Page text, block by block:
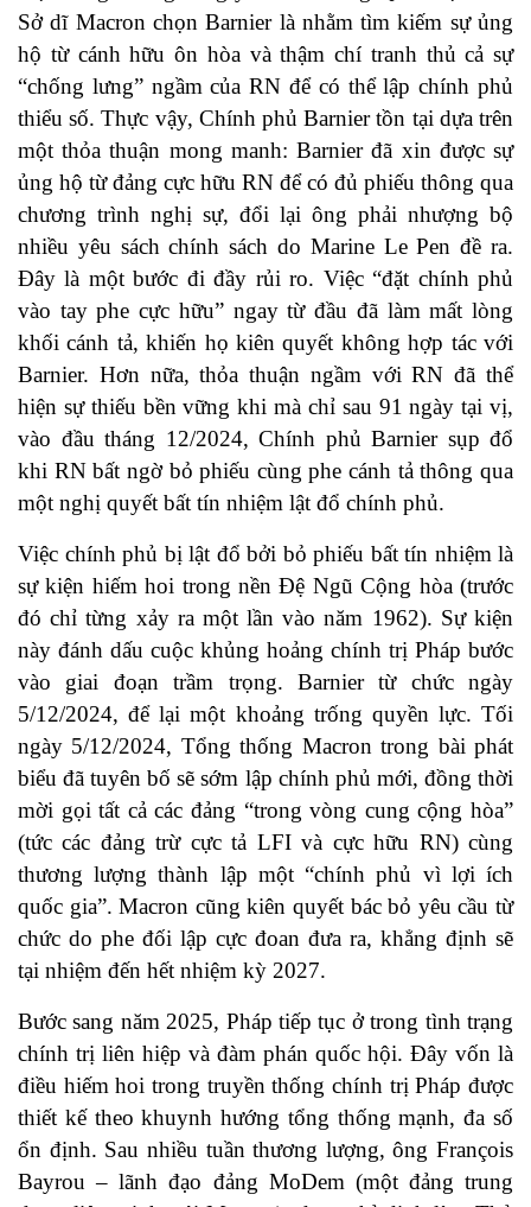
Sở dĩ Macron chọn Barnier là nhằm tìm kiếm sự ủng
hộ từ cánh hữu ôn hòa và thậm chí tranh thủ cả sự
“chống lưng” ngầm của RN để có thể lập chính phủ
thiểu số. Thực vậy, Chính phủ Barnier tồn tại dựa trên
một thỏa thuận mong manh: Barnier đã xin được sự
ủng hộ từ đảng cực hữu RN để có đủ phiếu thông qua
chương trình nghị sự, đổi lại ông phải nhượng bộ
nhiều yêu sách chính sách do Marine Le Pen đề ra.
Đây là một bước đi đầy rủi ro. Việc “đặt chính phủ
vào tay phe cực hữu” ngay từ đầu đã làm mất lòng
khối cánh tả, khiến họ kiên quyết không hợp tác với
Barnier. Hơn nữa, thỏa thuận ngầm với RN đã thể
hiện sự thiếu bền vững khi mà chỉ sau 91 ngày tại vị,
vào đầu tháng 12/2024, Chính phủ Barnier sụp đổ
khi RN bất ngờ bỏ phiếu cùng phe cánh tả thông qua
một nghị quyết bất tín nhiệm lật đổ chính phủ.
Việc chính phủ bị lật đổ bởi bỏ phiếu bất tín nhiệm là
sự kiện hiếm hoi trong nền Đệ Ngũ Cộng hòa (trước
đó chỉ từng xảy ra một lần vào năm 1962). Sự kiện
này đánh dấu cuộc khủng hoảng chính trị Pháp bước
vào giai đoạn trầm trọng. Barnier từ chức ngày
5/12/2024, để lại một khoảng trống quyền lực. Tối
ngày 5/12/2024, Tổng thống Macron trong bài phát
biểu đã tuyên bố sẽ sớm lập chính phủ mới, đồng thời
mời gọi tất cả các đảng “trong vòng cung cộng hòa”
(tức các đảng trừ cực tả LFI và cực hữu RN) cùng
thương lượng thành lập một “chính phủ vì lợi ích
quốc gia”. Macron cũng kiên quyết bác bỏ yêu cầu từ
chức do phe đối lập cực đoan đưa ra, khẳng định sẽ
tại nhiệm đến hết nhiệm kỳ 2027.
Bước sang năm 2025, Pháp tiếp tục ở trong tình trạng
chính trị liên hiệp và đàm phán quốc hội. Đây vốn là
điều hiếm hoi trong truyền thống chính trị Pháp được
thiết kế theo khuynh hướng tổng thống mạnh, đa số
ổn định. Sau nhiều tuần thương lượng, ông François
Bayrou – lãnh đạo đảng MoDem (một đảng trung